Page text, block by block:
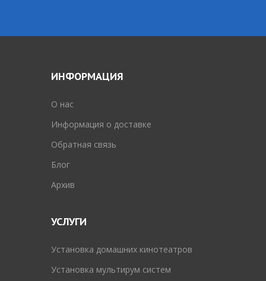
ИНФОРМАЦИЯ
O нас
Информация о доставке
Обратная связь
Блог
Архив
УСЛУГИ
Установка домашних кинотеатров
Установка мультирум систем